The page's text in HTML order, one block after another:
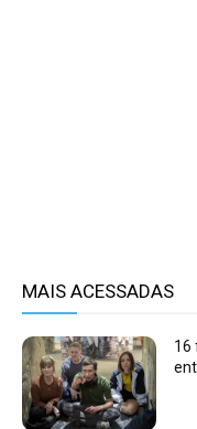
MAIS ACESSADAS
16